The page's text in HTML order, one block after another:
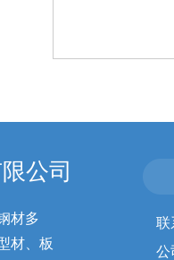
材多
材、板
联
公
公司